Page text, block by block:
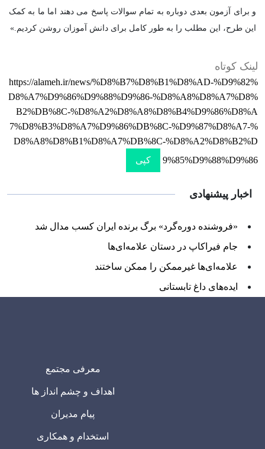
و برای آزمون بعدی دوباره به تمام سوالات پاسخ می دهند اما ما به کمک
این طرح، این مطلب را به طور کامل برای دانش آموزان روشن کردیم.»
لینک کوتاه
https://alameh.ir/news/%D8%B7%D8%B1%D8%AD-%D9%82%
D8%A7%D9%86%D9%88%D9%86-%D8%A8%D8%A7%D8%
B2%DB%8C-%D8%A2%D8%A8%D8%B4%D9%86%D8%A
7%D8%B3%D8%A7%D9%86%DB%8C-%D9%87%D8%A7-%
D8%A8%D8%B1%D8%A7%DB%8C-%D8%A2%D8%B2%D
9%85%D9%88%D9%86
کپی
اخبار پیشنهادی
«فروشنده دوره‌گرد» برگ برنده ایران کسب مدال شد
جام فیراکاپ در دستان علامه‌ای‌ها
علامه‌ای‌ها غیرممکن را ممکن ساختند
ایده‌های داغ تابستانی
معرفی مجتمع
اهداف و چشم انداز ها
پیام مدیران
استخدام و همکاری